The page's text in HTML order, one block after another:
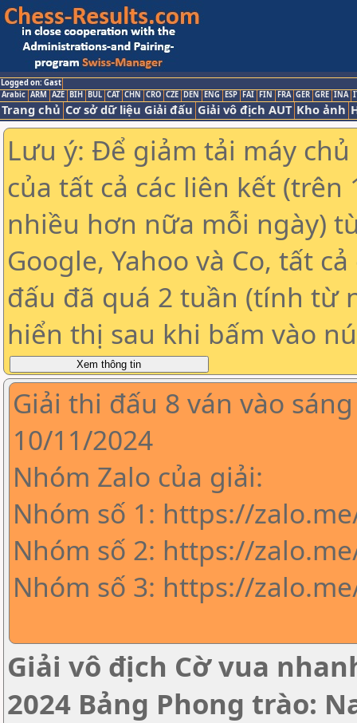
Logged on: Gast
Arabic ARM AZE BIH BUL CAT CHN CRO CZE DEN ENG ESP FAI FIN FRA GER GRE INA
Trang chủ Cơ sở dữ liệu Giải đấu Giải vô địch AUT Kho ảnh
Lưu ý: Để giảm tải máy
của tất cả các liên kết (trên
nhiều hơn nữa mỗi ngày)
Google, Yahoo và Co, tất
đấu đã quá 2 tuần (tính từ
hiển thị sau khi bấm vào
Giải thi đấu 8 ván vào
10/11/2024
Nhóm Zalo của giải:
Nhóm số 1: https://
Nhóm số 2: https://
Nhóm số 3: https://
Giải vô địch Cờ vua
2024 Bảng Phong trào: